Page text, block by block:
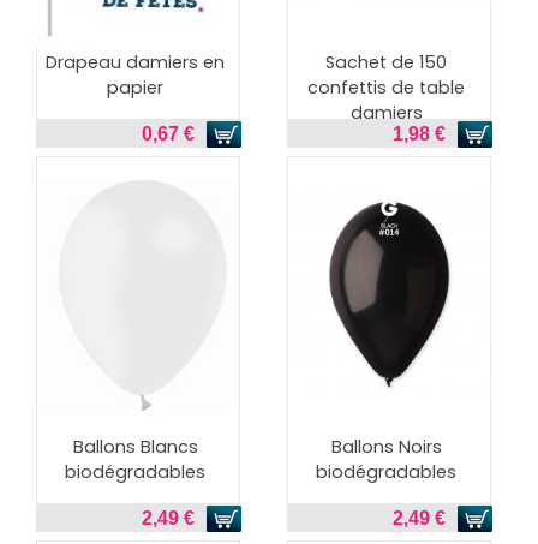
Drapeau damiers en
papier
0,67 €
Sachet de 150
confettis de table
damiers
1,98 €
Ballons Blancs
biodégradables
2,49 €
Ballons Noirs
biodégradables
2,49 €